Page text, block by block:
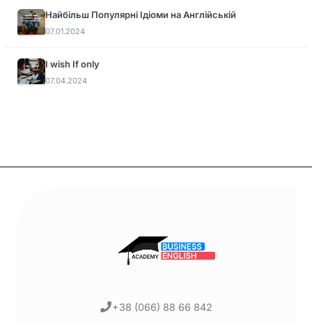
Найбільш Популярні Ідіоми на Англійській
07.01.2024
I wish If only
07.04.2024
+38 (066) 88 66 842